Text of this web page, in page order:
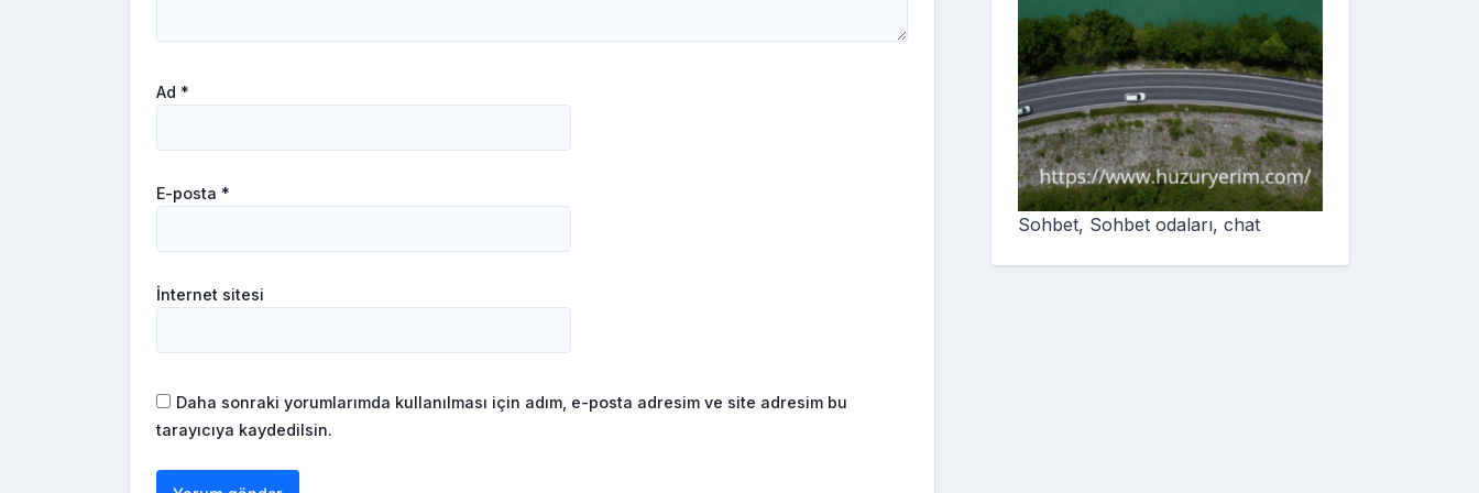
Ad *
E-posta *
İnternet sitesi
Daha sonraki yorumlarımda kullanılması için adım, e-posta adresim ve site adresim bu
tarayıcıya kaydedilsin.
Sohbet, Sohbet odaları, chat